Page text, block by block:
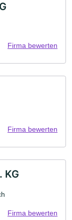
Firma bewerten
Firma bewerten
KG
Firma bewerten